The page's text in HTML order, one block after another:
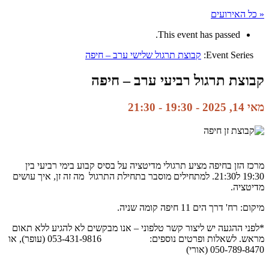
« כל האירועים
This event has passed.
Event Series: קבוצת תרגול שלישי ערב – חיפה
קבוצת תרגול רביעי ערב – חיפה
מאי 14, 2025 - 19:30 -
21:30
מרכז הזן בחיפה מציע תרגולי מדיטציה על בסיס קבוע בימי רביעי בין
19:30 ל21:30. למתחילים מוסבר בתחילת התרגול מה זה זן, איך עושים
מדיטציה.
מיקום: רח' דרך הים 11 חיפה קומה שניה.
*לפני ההגעה יש ליצור קשר טלפוני – אנו מבקשים לא להגיע ללא תאום
מראש. לשאלות ופרטים נוספים: 053-431-9816 (עופר), או
050-789-8470 (אורי)